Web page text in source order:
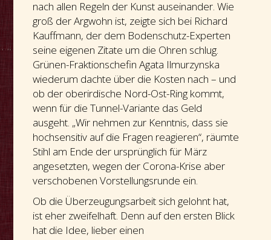
nach allen Regeln der Kunst auseinander. Wie
groß der Argwohn ist, zeigte sich bei Richard
Kauffmann, der dem Bodenschutz-Experten
seine eigenen Zitate um die Ohren schlug.
Grünen-Fraktionschefin Agata Ilmurzynska
wiederum dachte über die Kosten nach – und
ob der oberirdische Nord-Ost-Ring kommt,
wenn für die Tunnel-Variante das Geld
ausgeht. „Wir nehmen zur Kenntnis, dass sie
hochsensitiv auf die Fragen reagieren“, räumte
Stihl am Ende der ursprünglich für März
angesetzten, wegen der Corona-Krise aber
verschobenen Vorstellungsrunde ein.
Ob die Überzeugungsarbeit sich gelohnt hat,
ist eher zweifelhaft. Denn auf den ersten Blick
hat die Idee, lieber einen